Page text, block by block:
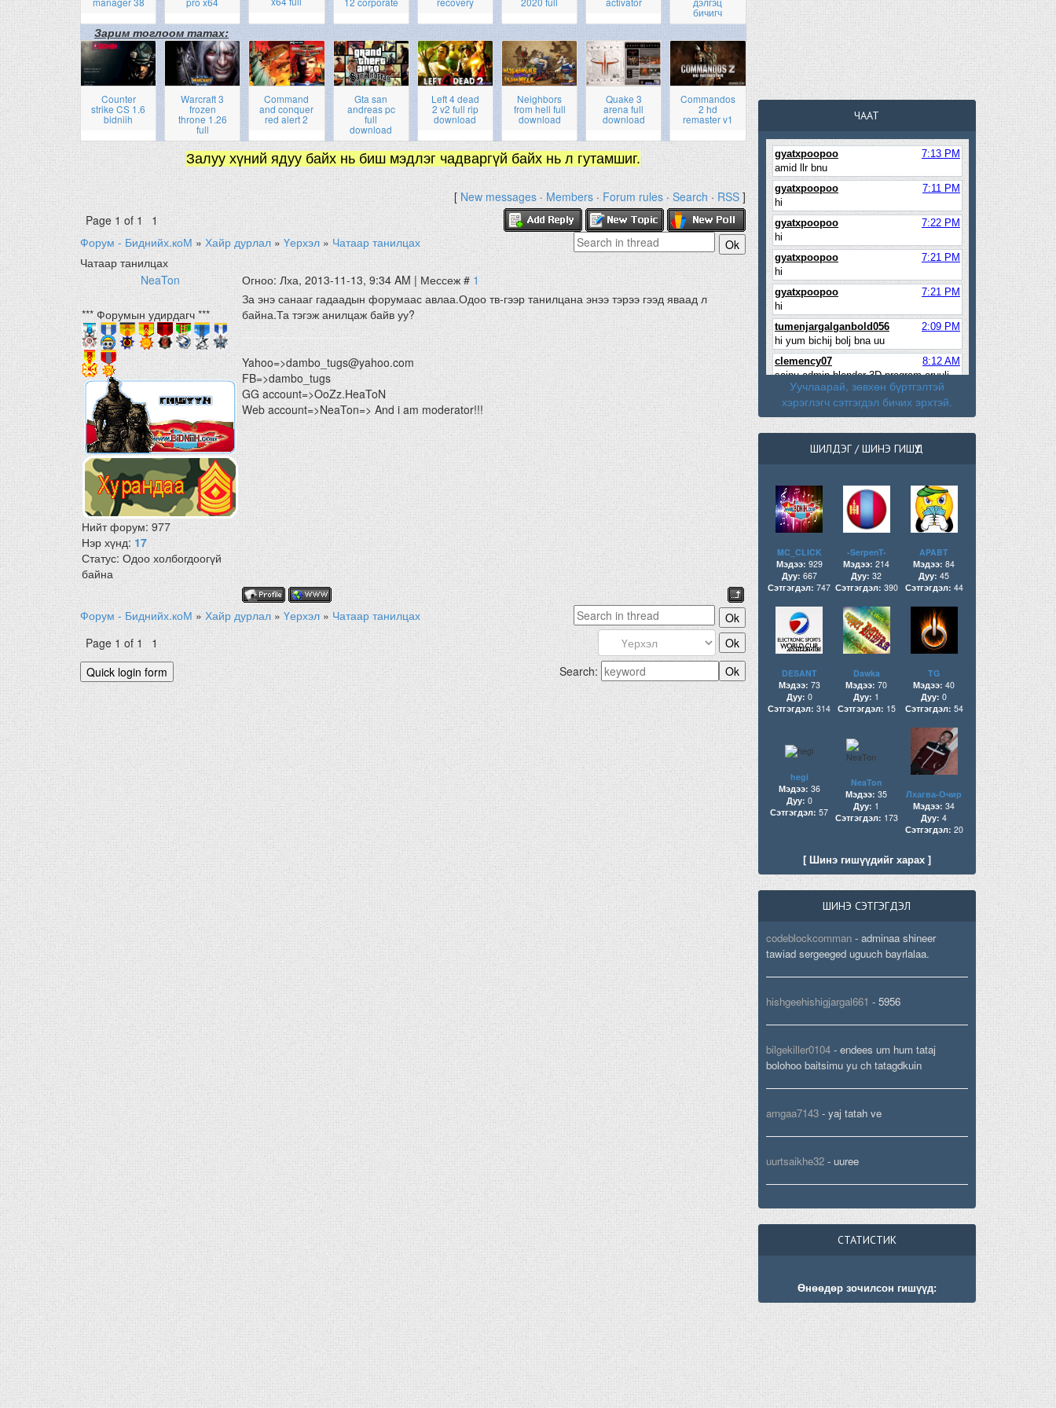
бичигч
Зарим тоглоом татах:
Counter
strike CS 1.6
bidniih
Warcraft 3
frozen
throne 1.26
full
Command
and conquer
red alert 2
Gta san
andreas pc
full
download
Left 4 dead
2 v2 full rip
download
Neighbors
from hell full
download
Quake 3
arena full
download
Commandos
2 hd
remaster v1
Залуу хүний ядуу байх нь биш мэдлэг чадваргүй байх нь л гутамшиг.
[New messages·Members·Forum rules·Search·RSS]
Page1of1
1
Форум - Биднийх.коМ » Хайр дурлал » Үерхэл » Чатаар танилцах
Чатаар танилцах
NeaTon
Огноо: Лха, 2013-11-13, 9:34 AM | Мессеж #1
*** Форумын удирдагч ***
Нийт форум:977
Нэр хүнд:17
Статус:Одоо холбогдоогүй
байна
За энэ санааг гадаадын форумаас авлаа.Одоо тв-гээр танилцана энээ тэрээ гээд яваад л
байна.Та тэгэж анилцаж байв уу?
Yahoo=>dambo_tugs@yahoo.com
FB=>dambo_tugs
GG account=>OoZz.HeaToN
Web account=>NeaTon=> And i am moderator!!!
Форум - Биднийх.коМ » Хайр дурлал » Үерхэл » Чатаар танилцах
Page1of1
1
Search:
ЧААТ
Уучлаарай, зөвхөн бүртгэлтэй
хэрэглэгч сэтгэгдэл бичих эрхтэй.
ШИЛДЭГ / ШИНЭ ГИШҮҮД
MC_CLICK
Мэдээ: 929
Дуу: 667
Сэтгэгдэл:747
-SerpenT-
Мэдээ: 214
Дуу: 32
Сэтгэгдэл: 390
APABT
Мэдээ: 84
Дуу: 45
Сэтгэгдэл: 44
DESANT
Мэдээ: 73
Дуу: 0
Сэтгэгдэл:314
Dawka
Мэдээ: 70
Дуу: 1
Сэтгэгдэл: 15
TG
Мэдээ: 40
Дуу: 0
Сэтгэгдэл: 54
hegi
Мэдээ: 36
Дуу: 0
Сэтгэгдэл:57
NeaTon
Мэдээ: 35
Дуу: 1
Сэтгэгдэл: 173
Лхагва-Очир
Мэдээ: 34
Дуу: 4
Сэтгэгдэл: 20
[ Шинэ гишүүдийг харах ]
ШИНЭ СЭТГЭГДЭЛ
codeblockcomman- adminaa shineer
tawiad sergeeged uguuch bayrlalaa.
hishgeehishigjargal661 - 5956
bilgekiller0104- endees um hum tataj
bolohoo baitsimu yu ch tatagdkuin
amgaa7143- yaj tatah ve
uurtsaikhe32- uuree
СТАТИСТИК
Өнөөдөр зочилсон гишүүд: